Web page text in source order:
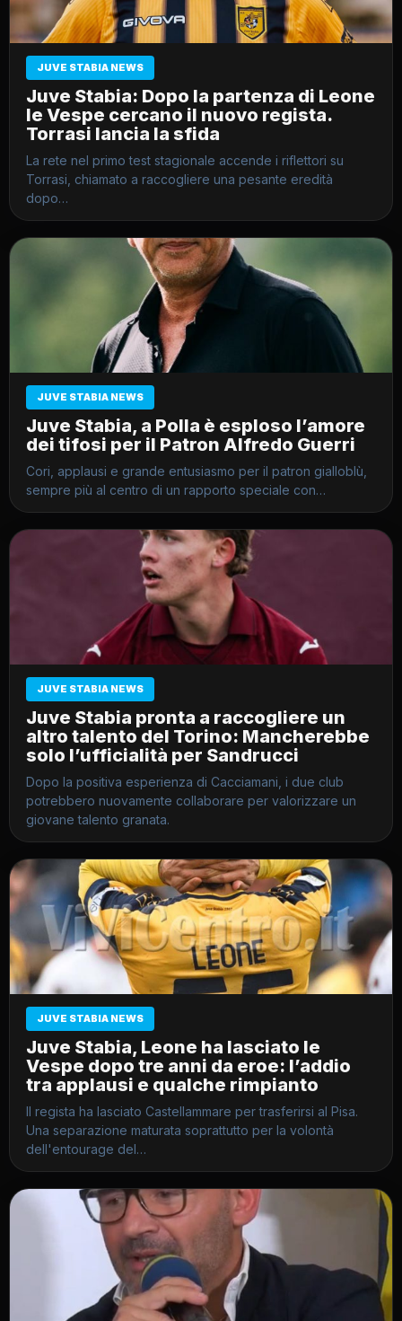
JUVE STABIA NEWS
Juve Stabia: Dopo la partenza di Leone
le Vespe cercano il nuovo regista.
Torrasi lancia la sfida
La rete nel primo test stagionale accende i riflettori su
Torrasi, chiamato a raccogliere una pesante eredità
dopo…
JUVE STABIA NEWS
Juve Stabia, a Polla è esploso l’amore
dei tifosi per il Patron Alfredo Guerri
Cori, applausi e grande entusiasmo per il patron gialloblù,
sempre più al centro di un rapporto speciale con…
JUVE STABIA NEWS
Juve Stabia pronta a raccogliere un
altro talento del Torino: Mancherebbe
solo l’ufficialità per Sandrucci
Dopo la positiva esperienza di Cacciamani, i due club
potrebbero nuovamente collaborare per valorizzare un
giovane talento granata.
JUVE STABIA NEWS
Juve Stabia, Leone ha lasciato le
Vespe dopo tre anni da eroe: l’addio
tra applausi e qualche rimpianto
Il regista ha lasciato Castellammare per trasferirsi al Pisa.
Una separazione maturata soprattutto per la volontà
dell'entourage del…